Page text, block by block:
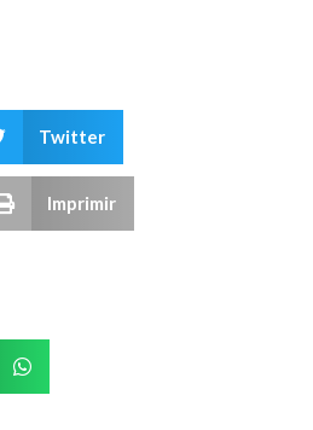
Twitter
Imprimir